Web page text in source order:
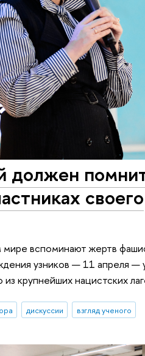
должен
своего
вспоминают жертв
узников — 11 апреля —
крупнейших нацистских
дискуссии взгляд ученого